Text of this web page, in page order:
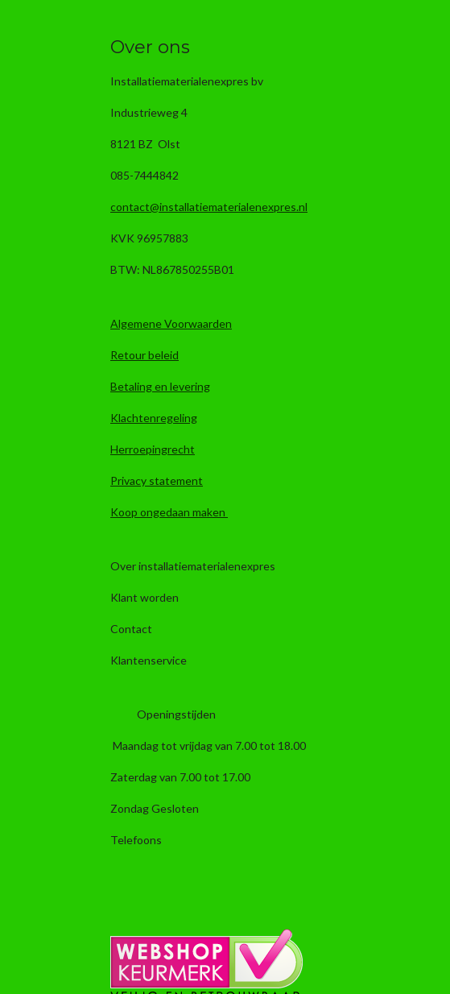
Over ons
Installatiematerialenexpres bv
Industrieweg 4
8121 BZ Olst
085-7444842
contact@installatiematerialenexpres.nl
KVK 96957883
BTW: NL867850255B01
Algemene Voorwaarden
Retour beleid
Betaling en levering
Klachtenregeling
Herroepingrecht
Privacy statement
Koop ongedaan maken
Over installatiematerialenexpres
Klant worden
Contact
Klantenservice
Openingstijden
Maandag tot vrijdag van 7.00 tot 18.00
Zaterdag van 7.00 tot 17.00
Zondag Gesloten
Telefoons